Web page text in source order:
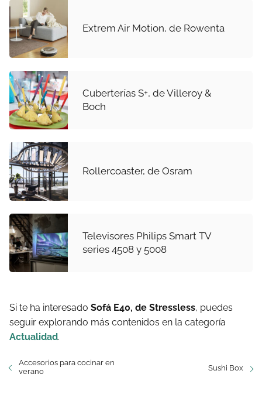
Extrem Air Motion, de Rowenta
Cuberterías S+, de Villeroy &
Boch
Rollercoaster, de Osram
Televisores Philips Smart TV
series 4508 y 5008
Si te ha interesado Sofá E40, de Stressless, puedes
seguir explorando más contenidos en la categoría
Actualidad.
Accesorios para cocinar en
verano
Sushi Box